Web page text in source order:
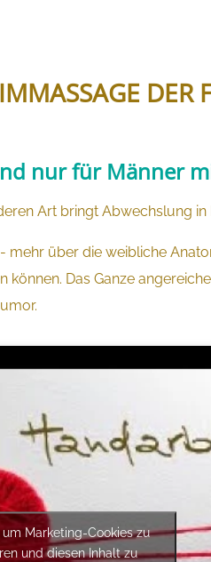
DER
nur für Männer
Art bringt Abwechslung in
mehr über die weibliche
Das Ganze
um Marketing-Cookies zu
und diesen Inhalt zu